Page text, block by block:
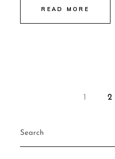
READ MORE
1 2
for: